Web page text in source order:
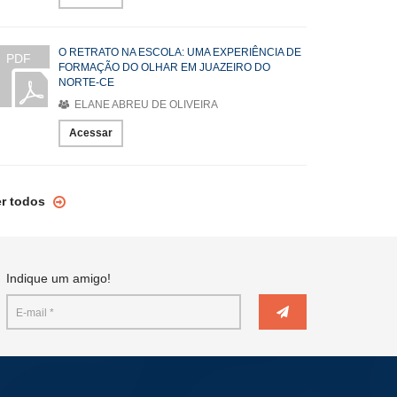
PDF
O RETRATO NA ESCOLA: UMA EXPERIÊNCIA DE
FORMAÇÃO DO OLHAR EM JUAZEIRO DO
NORTE-CE
ELANE ABREU DE OLIVEIRA
Acessar
todos
Indique um amigo!